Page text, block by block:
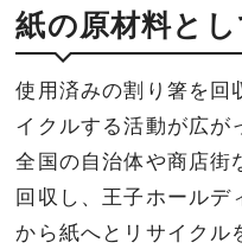
紙の原材料と
使用済みの割り箸を回
イクルする活動が広が
全国の自治体や商店街
回収し、王子ホールデ
から紙へとリサイクル